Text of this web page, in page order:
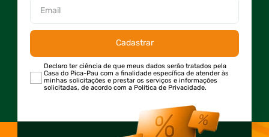
Cadastrar
Declaro ter ciência de que meus dados serão tratados pela
Casa do Pica-Pau com a finalidade específica de atender às
minhas solicitações e prestar os serviços e informações
solicitadas, de acordo com a Política de Privacidade.